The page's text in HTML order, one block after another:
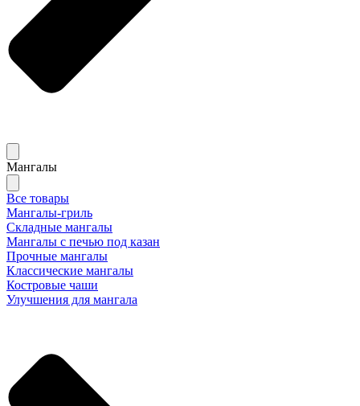
Мангалы
Все товары
Мангалы-гриль
Складные мангалы
Мангалы с печью под казан
Прочные мангалы
Классические мангалы
Костровые чаши
Улучшения для мангала